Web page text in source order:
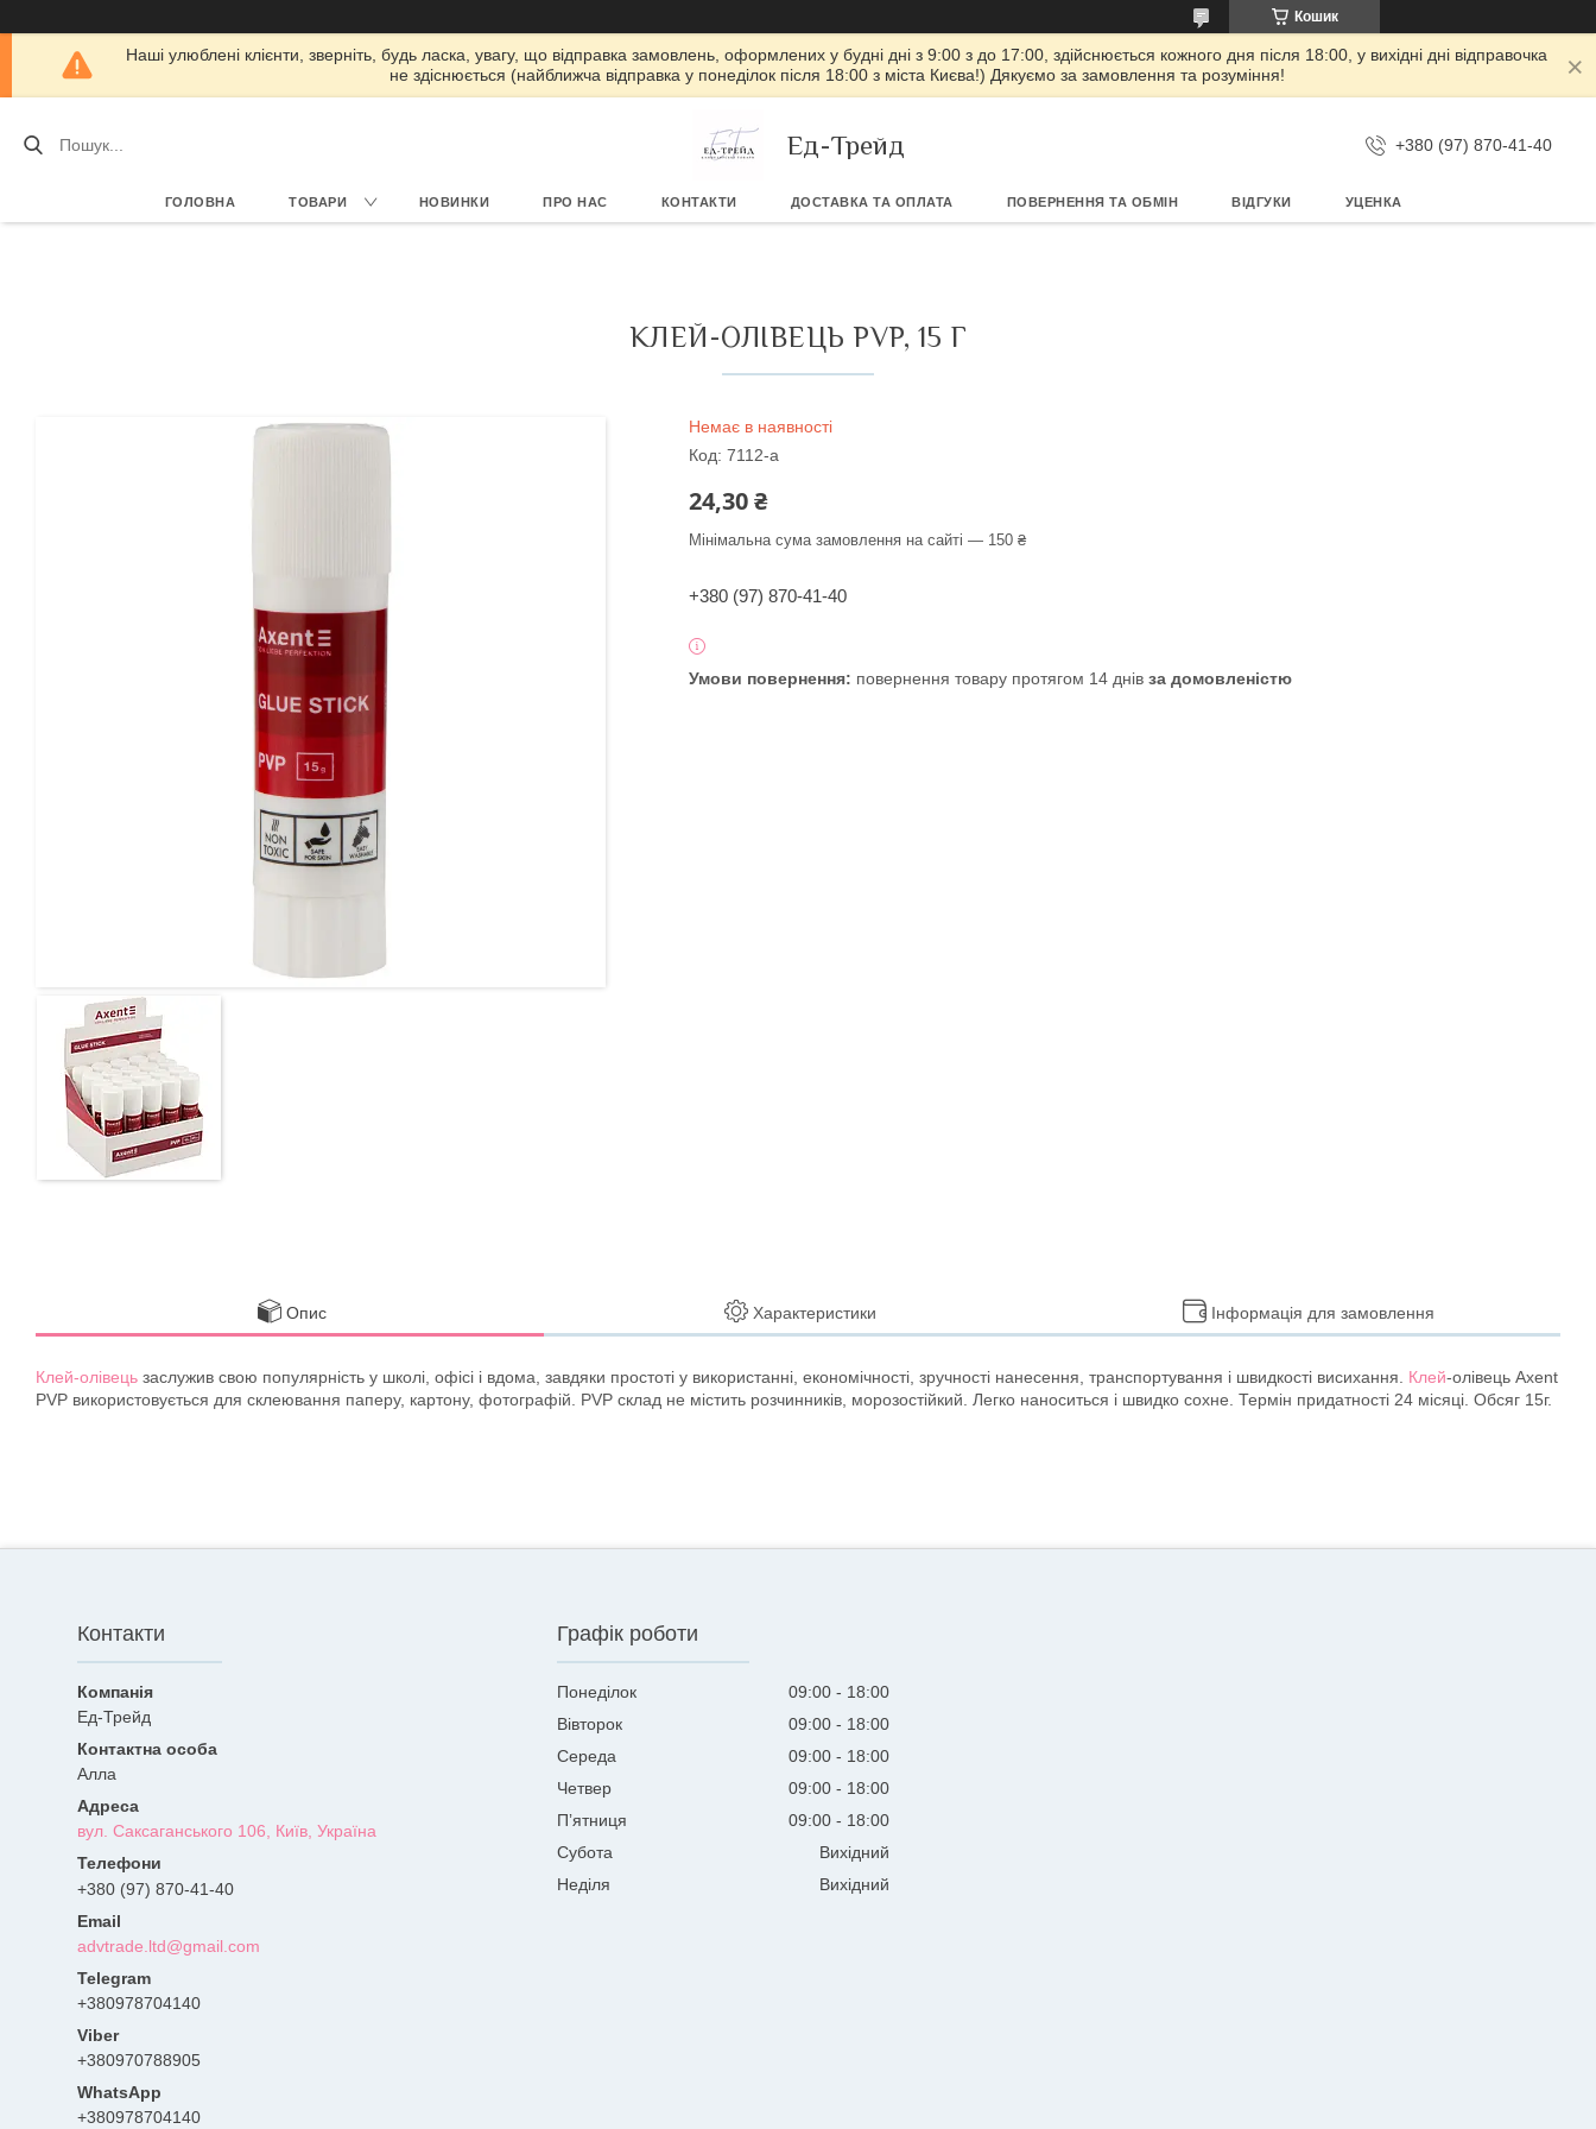
Кошик
Наші улюблені клієнти, зверніть, будь ласка, увагу, що відправка замовлень, оформлених у будні дні з 9:00 з до 17:00, здійснюється кожного дня після 18:00, у вихідні дні відправочка
не здіснюється (найближча відправка у понеділок після 18:00 з міста Києва!) Дякуємо за замовлення та розуміння!
Ед-Трейд +380 (97) 870-41-40
ГОЛОВНА ТОВАРИ НОВИНКИ ПРО НАС КОНТАКТИ ДОСТАВКА ТА ОПЛАТА ПОВЕРНЕННЯ ТА ОБМІН ВІДГУКИ УЦЕНКА
КЛЕЙ-ОЛІВЕЦЬ PVP, 15 Г
Немає в наявності
Код: 7112-a
24,30 ₴
Мінімальна сума замовлення на сайті — 150 ₴
+380 (97) 870-41-40
повернення товару протягом 14 днів за домовленістю
Опис Характеристики Інформація для замовлення
Клей-олівець заслужив свою популярність у школі, офісі і вдома, завдяки простоті у використанні, економічності, зручності нанесення, транспортування і швидкості висихання. Клей-олівець Axent
PVP використовується для склеювання паперу, картону, фотографій. PVP склад не містить розчинників, морозостійкий. Легко наноситься і швидко сохне. Термін придатності 24 місяці. Обсяг 15г.
Контакти
Ед-Трейд
Алла
вул. Саксаганського 106, Київ, Україна
+380 (97) 870-41-40
advtrade.ltd@gmail.com
+380978704140
+380970788905
+380978704140
Графік роботи
Понеділок 09:00
18:00
Вівторок
09:00
18:00
Середа
09:00
18:00
Четвер
09:00
18:00
Пʼятниця
09:00
18:00
Субота
Вихідний
Неділя
Вихідний